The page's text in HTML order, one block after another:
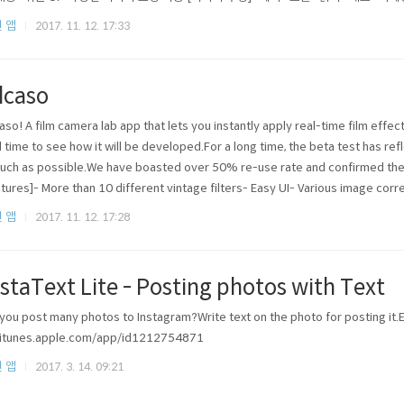
타그램- 페이스북- 트위터- 카카오톡- 메일 #필카소 태그해주세요
앱 2017. 11. 12. 17:33
A film camera lab app that lets you instantly apply real-time film
time to see how it will be developed.For a long time, the beta test has
as possible.We have boasted over 50% re-use rate and confirmed
More than 10 different vintage filters- Easy UI- Various image
앱
2017. 11. 12. 17:28
Lite - Posting photos with Text
post many photos to Instagram?Write text on the photo for posting
app/id1212754871
앱
2017. 3. 14. 09:21